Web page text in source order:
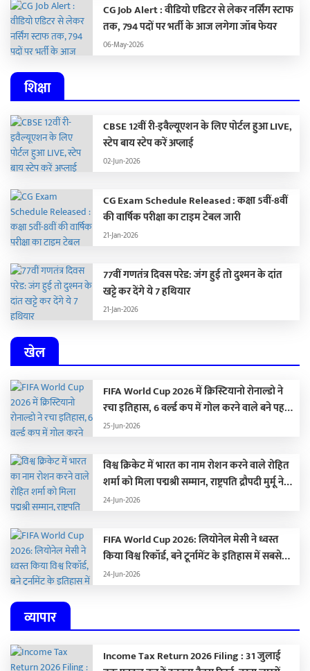
CG Job Alert : वीडियो एडिटर से लेकर नर्सिंग स्टाफ
तक, 794 पदों पर भर्ती के आज लगेगा जॉब फेयर
06-May-2026
शिक्षा
CBSE 12वीं री-इवैल्यूएशन के लिए पोर्टल हुआ LIVE,
स्टेप बाय स्टेप करें अप्लाई
02-Jun-2026
CG Exam Schedule Released : कक्षा 5वीं-8वीं
की वार्षिक परीक्षा का टाइम टेबल जारी
21-Jan-2026
77वीं गणतंत्र दिवस परेड: जंग हुई तो दुश्मन के दांत
खट्टे कर देंगे ये 7 हथियार
21-Jan-2026
खेल
FIFA World Cup 2026 में क्रिस्टियानो रोनाल्डो ने
रचा इतिहास, 6 वर्ल्ड कप में गोल करने वाले बने पहले
खिलाड़ी, आलोचकों को यूं किया शांत
25-Jun-2026
विश्व क्रिकेट में भारत का नाम रोशन करने वाले रोहित
शर्मा को मिला पद्मश्री सम्मान, राष्ट्रपति द्रौपदी मुर्मू ने
किया सम्मानित
24-Jun-2026
FIFA World Cup 2026: लियोनेल मेसी ने ध्वस्त
किया विश्व रिकॉर्ड, बने टूर्नामेंट के इतिहास में सबसे
ज्यादा गोल करने वाले खिलाड़ी
24-Jun-2026
व्यापार
Income Tax Return 2026 Filing : 31 जुलाई